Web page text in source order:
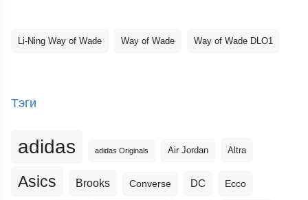
Li-Ning Way of Wade Way of Wade Way of Wade DLO1
Тэги
adidas adidas Originals Air Jordan Altra
Asics Brooks Converse DC Ecco